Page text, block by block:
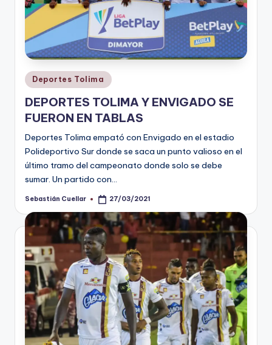
Publicado
en
Deportes Tolima
DEPORTES TOLIMA Y ENVIGADO SE
FUERON EN TABLAS
Deportes Tolima empató con Envigado en el estadio
Polideportivo Sur donde se saca un punto valioso en el
último tramo del campeonato donde solo se debe
sumar. Un partido con…
Publicado
Sebastián Cuellar 27/03/2021